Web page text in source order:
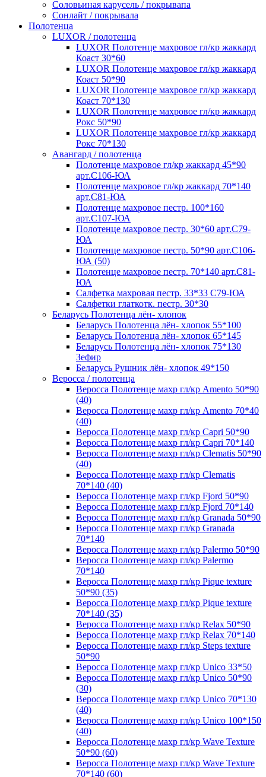
Соловьиная карусель / покрывапа
Сонлайт / покрывала
Полотенца
LUXOR / полотенца
LUXOR Полотенце махровое гл/кр жаккард
Коаст 30*60
LUXOR Полотенце махровое гл/кр жаккард
Коаст 50*90
LUXOR Полотенце махровое гл/кр жаккард
Коаст 70*130
LUXOR Полотенце махровое гл/кр жаккард
Рокс 50*90
LUXOR Полотенце махровое гл/кр жаккард
Рокс 70*130
Авангард / полотенца
Полотенце махровое гл/кр жаккард 45*90
арт.С106-ЮА
Полотенце махровое гл/кр жаккард 70*140
арт.С81-ЮА
Полотенце махровое пестр. 100*160
арт.С107-ЮА
Полотенце махровое пестр. 30*60 арт.С79-
ЮА
Полотенце махровое пестр. 50*90 арт.С106-
ЮА (50)
Полотенце махровое пестр. 70*140 арт.С81-
ЮА
Салфетка махровая пестр. 33*33 С79-ЮА
Салфетки глаткотк. пестр. 30*30
Беларусь Полотенца лён- хлопок
Беларусь Полотенца лён- хлопок 55*100
Беларусь Полотенца лён- хлопок 65*145
Беларусь Полотенца лён- хлопок 75*130
Зефир
Беларусь Рушник лён- хлопок 49*150
Веросса / полотенца
Веросса Полотенце махр гл/кр Amento 50*90
(40)
Веросса Полотенце махр гл/кр Amento 70*40
(40)
Веросса Полотенце махр гл/кр Capri 50*90
Веросса Полотенце махр гл/кр Capri 70*140
Веросса Полотенце махр гл/кр Clematis 50*90
(40)
Веросса Полотенце махр гл/кр Clematis
70*140 (40)
Веросса Полотенце махр гл/кр Fjord 50*90
Веросса Полотенце махр гл/кр Fjord 70*140
Веросса Полотенце махр гл/кр Granada 50*90
Веросса Полотенце махр гл/кр Granada
70*140
Веросса Полотенце махр гл/кр Palermo 50*90
Веросса Полотенце махр гл/кр Palermo
70*140
Веросса Полотенце махр гл/кр Pique texture
50*90 (35)
Веросса Полотенце махр гл/кр Pique texture
70*140 (35)
Веросса Полотенце махр гл/кр Relax 50*90
Веросса Полотенце махр гл/кр Relax 70*140
Веросса Полотенце махр гл/кр Steps texture
50*90
Веросса Полотенце махр гл/кр Unico 33*50
Веросса Полотенце махр гл/кр Unico 50*90
(30)
Веросса Полотенце махр гл/кр Unico 70*130
(40)
Веросса Полотенце махр гл/кр Unico 100*150
(40)
Веросса Полотенце махр гл/кр Wave Texture
50*90 (60)
Веросса Полотенце махр гл/кр Wave Texture
70*140 (60)